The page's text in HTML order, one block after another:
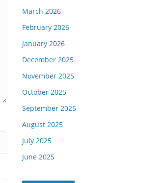
March 2026
February 2026
January 2026
December 2025
November 2025
October 2025
September 2025
August 2025
July 2025
June 2025